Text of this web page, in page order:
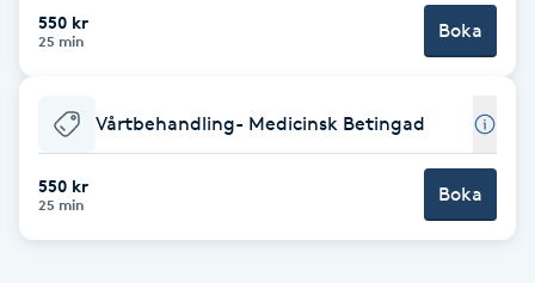
Brynfärgning
Brynplockning
550 kr
25 min Boka
Vårtbehandling- Medicinsk Betingad
550 kr
25 min Boka